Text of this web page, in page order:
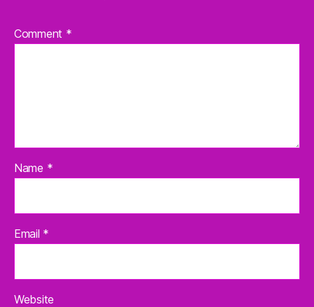
Comment *
Name *
Email *
Website